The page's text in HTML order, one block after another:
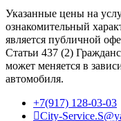
Указанные цены на
ознакомительный
является публичной
Статьи 437 (2)
может меняется в
автомобиля.
+7(917) 128-03-03
City-